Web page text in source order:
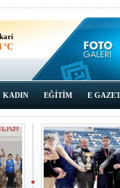
°C
KADIN EĞİTİM E